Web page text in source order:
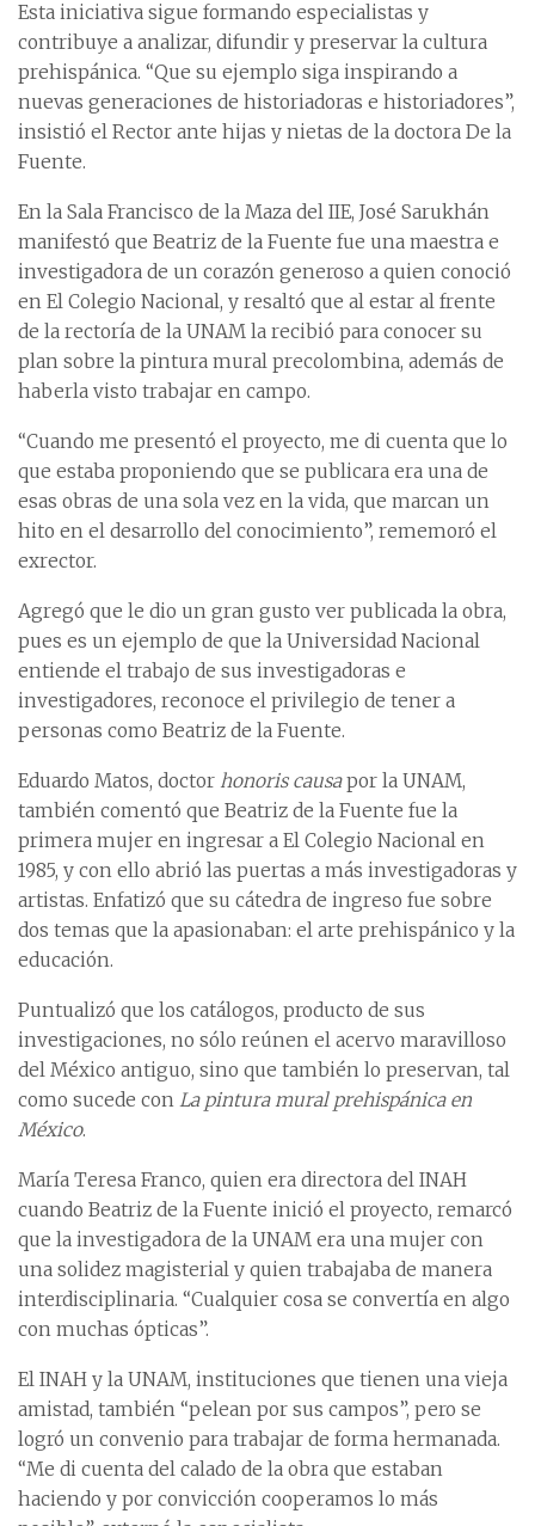
Esta iniciativa sigue formando especialistas y
contribuye a analizar, difundir y preservar la cultura
prehispánica. “Que su ejemplo siga inspirando a
nuevas generaciones de historiadoras e historiadores”,
insistió el Rector ante hijas y nietas de la doctora De la
Fuente.
En la Sala Francisco de la Maza del IIE, José Sarukhán
manifestó que Beatriz de la Fuente fue una maestra e
investigadora de un corazón generoso a quien conoció
en El Colegio Nacional, y resaltó que al estar al frente
de la rectoría de la UNAM la recibió para conocer su
plan sobre la pintura mural precolombina, además de
haberla visto trabajar en campo.
“Cuando me presentó el proyecto, me di cuenta que lo
que estaba proponiendo que se publicara era una de
esas obras de una sola vez en la vida, que marcan un
hito en el desarrollo del conocimiento”, rememoró el
exrector.
Agregó que le dio un gran gusto ver publicada la obra,
pues es un ejemplo de que la Universidad Nacional
entiende el trabajo de sus investigadoras e
investigadores, reconoce el privilegio de tener a
personas como Beatriz de la Fuente.
Eduardo Matos, doctor honoris causapor la UNAM,
también comentó que Beatriz de la Fuente fue la
primera mujer en ingresar a El Colegio Nacional en
1985, y con ello abrió las puertas a más investigadoras y
artistas. Enfatizó que su cátedra de ingreso fue sobre
dos temas que la apasionaban: el arte prehispánico y la
educación.
Puntualizó que los catálogos, producto de sus
investigaciones, no sólo reúnen el acervo maravilloso
del México antiguo, sino que también lo preservan, tal
como sucede con La pintura mural prehispánica en
México.
María Teresa Franco, quien era directora del INAH
cuando Beatriz de la Fuente inició el proyecto, remarcó
que la investigadora de la UNAM era una mujer con
una solidez magisterial y quien trabajaba de manera
interdisciplinaria. “Cualquier cosa se convertía en algo
con muchas ópticas”.
El INAH y la UNAM, instituciones que tienen una vieja
amistad, también “pelean por sus campos”, pero se
logró un convenio para trabajar de forma hermanada.
“Me di cuenta del calado de la obra que estaban
haciendo y por convicción cooperamos lo más